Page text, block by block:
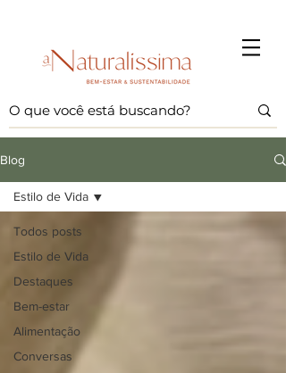
Blog
Todos posts
Estilo de Vida
Destaques
Bem-estar
Alimentação
Conversas
Estilo de Vida